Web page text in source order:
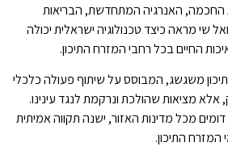
החכמה, האנרגיה המתחדשת, הבריאות
שי מראה כיצד טכנולוגיה ישראלית יכולה
החיים בכל רחבי המזרח התיכון.
משגשג, המבוסס על שיתוף פעולה כלכלי
אלא מציאות שהולכת ונרקמת לנגד עינינו.
מכל מדינות האזור, ישנה תקווה אמיתית
המזרח התיכון.